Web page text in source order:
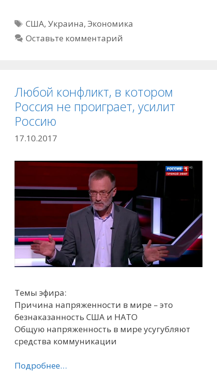
Метки
США,Украина,Экономика
Оставьте комментарий
Любой конфликт, в котором
Россия не проиграет, усилит
Россию
17.10.2017
Темы эфира:
Причина напряженности в мире – это
безнаказанность США и НАТО
Общую напряженность в мире усугубляют
средства коммуникации
Подробнее…